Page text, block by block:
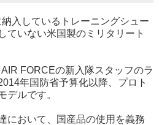
入しているトレーニングシュー
ていない米国製のミリタリート
FORCEの新入隊スタッフのラ
年国防省予算化以降、プロト
デルです。
において、国産品の使用を義務